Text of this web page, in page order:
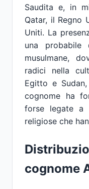
Saudita e, in
Qatar, il Regno
Uniti. La
una
musulmane,
radici nella
Egitto e
cognome ha
forse legate a
religiose che
cognome